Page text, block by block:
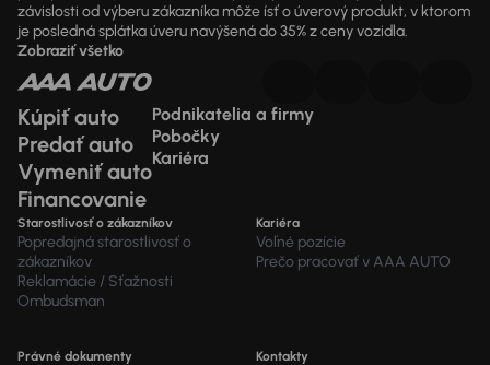
závislosti od výberu zákazníka môže ísť o úverový produkt, v ktorom
je posledná splátka úveru navýšená do 35% z ceny vozidla.
Zobraziť všetko
Kúpiť auto
Predať auto
Vymeniť auto
Financovanie
Podnikatelia a firmy
Pobočky
Kariéra
Starostlivosť o zákazníkov
Popredajná starostlivosť o
zákazníkov
Reklamácie / Sťažnosti
Ombudsman
Kariéra
Voľné pozície
Prečo pracovať v AAA AUTO
Právné dokumenty Kontakty